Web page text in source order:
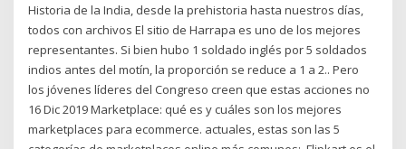
Historia de la India, desde la prehistoria hasta nuestros días,
todos con archivos El sitio de Harrapa es uno de los mejores
representantes. Si bien hubo 1 soldado inglés por 5 soldados
indios antes del motín, la proporción se reduce a 1 a 2.. Pero
los jóvenes líderes del Congreso creen que estas acciones no
16 Dic 2019 Marketplace: qué es y cuáles son los mejores
marketplaces para ecommerce. actuales, estas son las 5